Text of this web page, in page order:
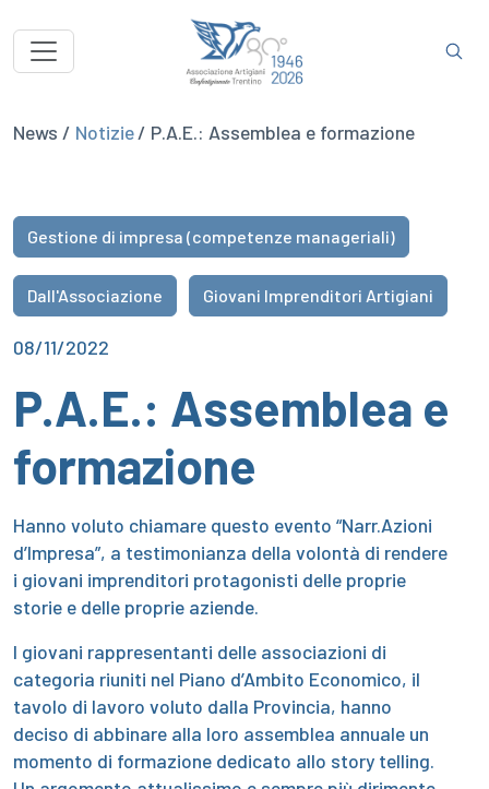
News / Notizie/ P.A.E.: Assemblea e formazione
Gestione di impresa (competenze manageriali)
Dall'Associazione Giovani Imprenditori Artigiani
08/11/2022
P.A.E.: Assemblea e
formazione
Hanno voluto chiamare questo evento “Narr.Azioni
d’Impresa”, a testimonianza della volontà di rendere
i giovani imprenditori protagonisti delle proprie
storie e delle proprie aziende.
I giovani rappresentanti delle associazioni di
categoria riuniti nel Piano d’Ambito Economico, il
tavolo di lavoro voluto dalla Provincia, hanno
deciso di abbinare alla loro assemblea annuale un
momento di formazione dedicato allo story telling.